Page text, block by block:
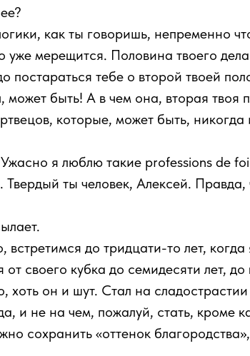
как ты говоришь, непременно
уже мерещится. Половина твоего
постараться тебе о второй твоей
быть! А в чем она, вторая твоя
которые, может быть,
я люблю такие professions de
ты человек, Алексей.
до тридцати-то лет, когда
своего кубка до семидесяти лет,
хоть он и шут. Стал на
и не на чем, пожалуй, стать, кроме
сохранить «оттенок